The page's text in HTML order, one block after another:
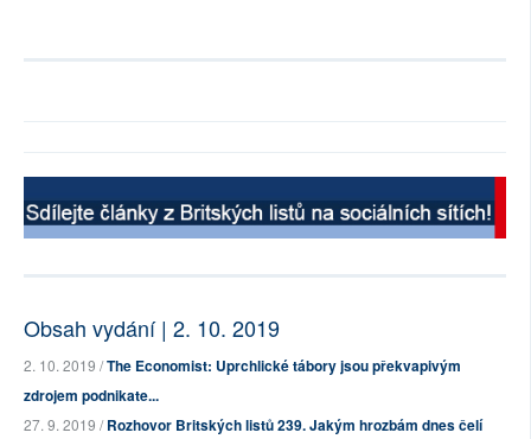
Obsah vydání | 2. 10. 2019
2. 10. 2019 /The Economist: Uprchlické tábory jsou překvapivým
zdrojem podnikate...
27. 9. 2019 /Rozhovor Britských listů 239. Jakým hrozbám dnes čelí